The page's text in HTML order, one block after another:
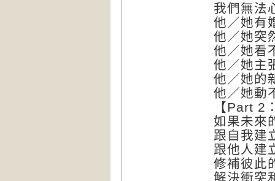
我們無法
他／她有
他／她突
他／她看
他／她主
他／她的
他／她動
【Part 2
如果未來
跟自我建
跟他人建
修補彼此
解決衝突